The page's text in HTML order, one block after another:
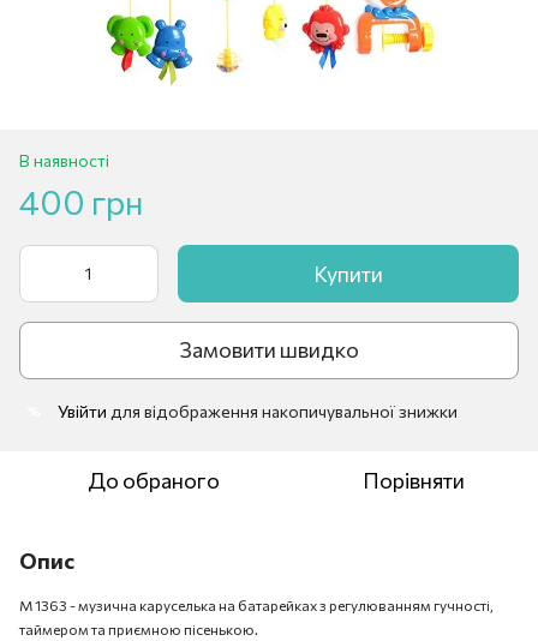
В наявності
400 грн
Купити
Замовити швидко
Увійти для відображення накопичувальної знижки
До обраного Порівняти
Опис
М 1363 - музична каруселька на батарейках з регулюванням гучності,
таймером та приємною пісенькою.